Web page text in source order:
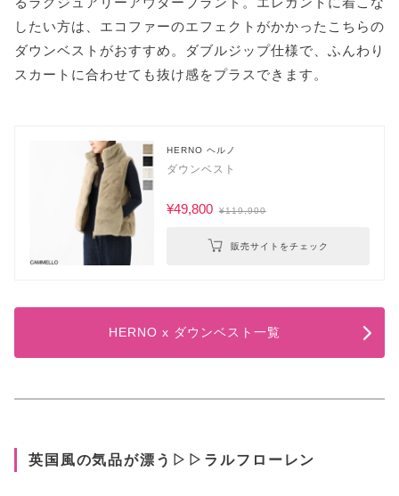
したい方は、エコファーのエフェクトがかかったこちらの
ダウンベストがおすすめ。ダブルジップ仕様で、ふんわり
スカートに合わせても抜け感をプラスできます。
HERNO ヘルノ
ダウンベスト
¥49,800 ¥119,900
販売サイトをチェック
HERNO x ダウンベスト一覧
英国風の気品が漂う▷▷ラルフローレン